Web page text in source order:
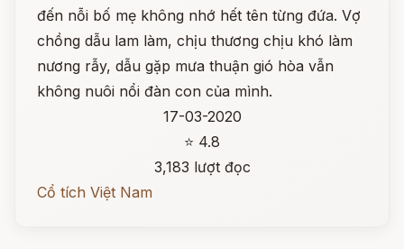
đến nỗi bố mẹ không nhớ hết tên từng đứa. Vợ
chồng dẫu lam làm, chịu thương chịu khó làm
nương rẫy, dẫu gặp mưa thuận gió hòa vẫn
không nuôi nổi đàn con của mình.
17-03-2020
⭐ 4.8
3,183 lượt đọc
Cổ tích Việt Nam